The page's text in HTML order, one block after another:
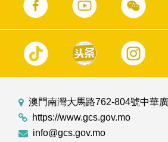
澳門南灣大馬路762-804號中華
https://www.gcs.gov.mo
info@gcs.gov.mo